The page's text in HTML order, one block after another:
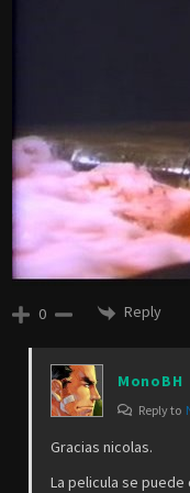
0 Reply
MonoBH
Reply to
Gracias nicolas.
La pelicula se